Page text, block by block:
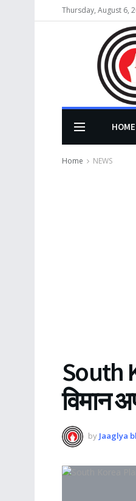
Thursday, August 6,
HOME
Home NEWS
South
विमान
by Jaaglya